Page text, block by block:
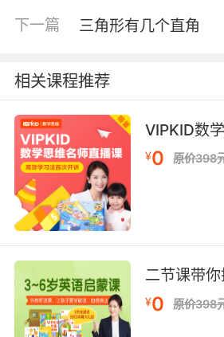
内容简介
姆与莎兰，是无数孩子童年的
一本“提姆与莎兰”出版以来，
莎兰”的推出，都会成为孩子
这套绘本还被日本全国图书馆
下一篇 三角形有几个直角
相关课程推荐
VIPKID数
¥0 原价398
二节课带
¥0 原价398